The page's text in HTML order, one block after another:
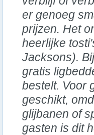
er genoeg
prijzen. Het
heerlijke
Jacksons).
gratis
bestelt. Voor
geschikt,
glijbanen of
gasten is dit